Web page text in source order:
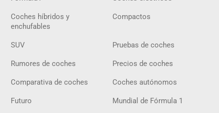
Coches híbridos y
enchufables
Compactos
SUV Pruebas de coches
Rumores de coches Precios de coches
Comparativa de coches Coches autónomos
Futuro Mundial de Fórmula 1